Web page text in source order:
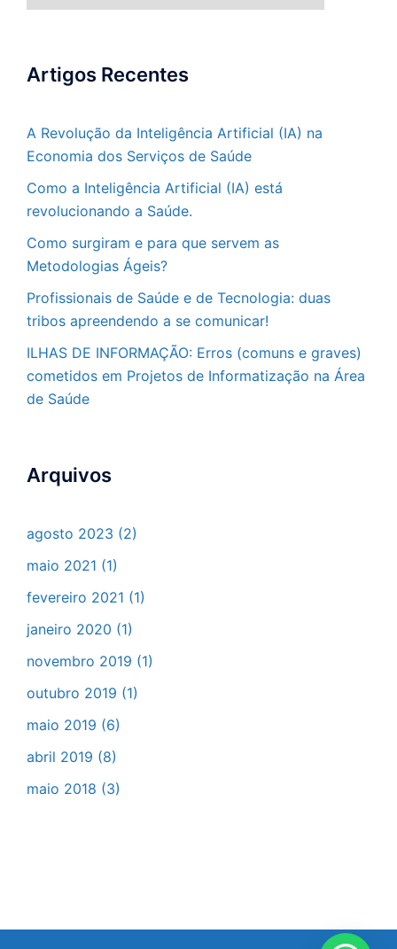
Artigos Recentes
A Revolução da Inteligência Artificial (IA) na
Economia dos Serviços de Saúde
Como a Inteligência Artificial (IA) está
revolucionando a Saúde.
Como surgiram e para que servem as
Metodologias Ágeis?
Profissionais de Saúde e de Tecnologia: duas
tribos apreendendo a se comunicar!
ILHAS DE INFORMAÇÃO: Erros (comuns e graves)
cometidos em Projetos de Informatização na Área
de Saúde
Arquivos
agosto 2023 (2)
maio 2021 (1)
fevereiro 2021 (1)
janeiro 2020 (1)
novembro 2019 (1)
outubro 2019 (1)
maio 2019 (6)
abril 2019 (8)
maio 2018 (3)